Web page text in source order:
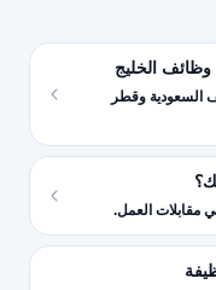
السعودية وقطر
مقابلات العمل.